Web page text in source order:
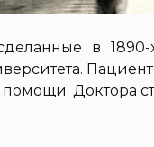
в 1890-
помощи. Доктора